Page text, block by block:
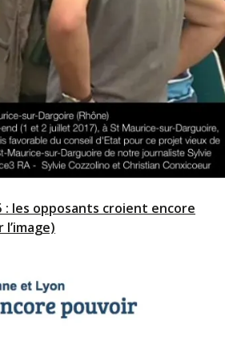
: les opposants croient encore